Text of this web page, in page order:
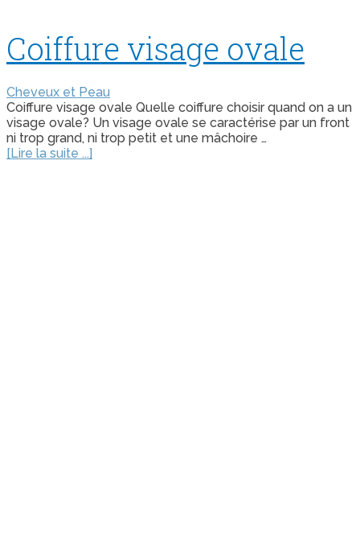
Coiffure visage ovale
Cheveux et Peau
Coiffure visage ovale Quelle coiffure choisir quand on a un
visage ovale? Un visage ovale se caractérise par un front
ni trop grand, ni trop petit et une mâchoire …
[Lire la suite ...]